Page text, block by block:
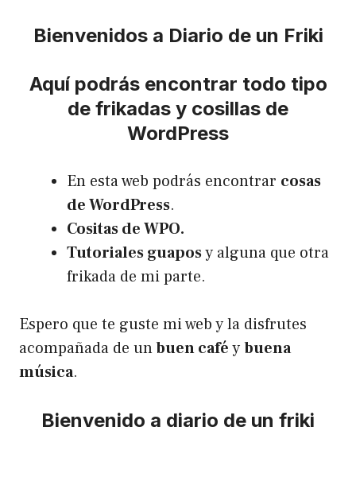
Bienvenidos a Diario de un Friki
Aquí podrás encontrar todo tipo
de frikadas y cosillas de
WordPress
En esta web podrás encontrar cosas
de WordPress.
Cositas de WPO.
Tutoriales guaposy alguna que otra
frikada de mi parte.
Espero que te guste mi web y la disfrutes
acompañada de unbuen caféybuena
música.
Bienvenido a diario de un friki